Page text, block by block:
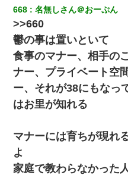
668 名無しさん＠おーぷん
>>660
鬱の事は置いといて
食事のマナー、相手の
ナー、プライベート空
ー、それが38にもなっ
はお里が知れる
マナーには育ちが現れ
よ
家庭で教わらなかった